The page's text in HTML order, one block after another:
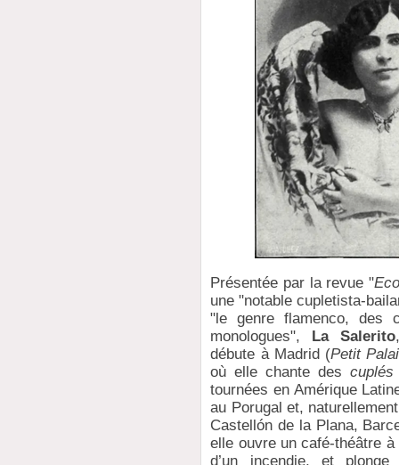
Présentée par la revue "
une "notable cupletista-
"le genre flamenco, des
monologues",
La Salerito
débute à Madrid (Petit
où elle chante descuplés
tournées en Amérique
au Porugal et,
Castellón de la Plana,
elle ouvre un café-théâtre
d’un incendie, et